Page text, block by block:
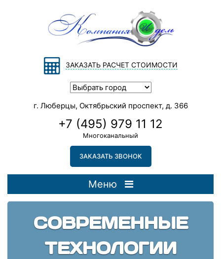
ЗАКАЗАТЬ РАСЧЕТ СТОИМОСТИ
г. Люберцы, Октябрьский проспект, д. 366
+7 (495) 979 11 12
Многоканальный
ЗАКАЗАТЬ ЗВОНОК
Меню
СОВРЕМЕННЫЕ
ТЕХНОЛОГИИ